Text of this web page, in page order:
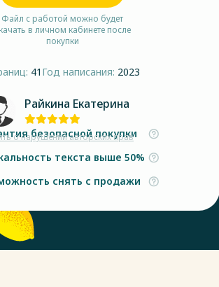
Файл с работой можно будет
в личном кабинете после
покупки
41 Год написания: 2023
Райкина Екатерина
о нарушении авторских прав
безопасной покупки
текста выше 50%
снять с продажи